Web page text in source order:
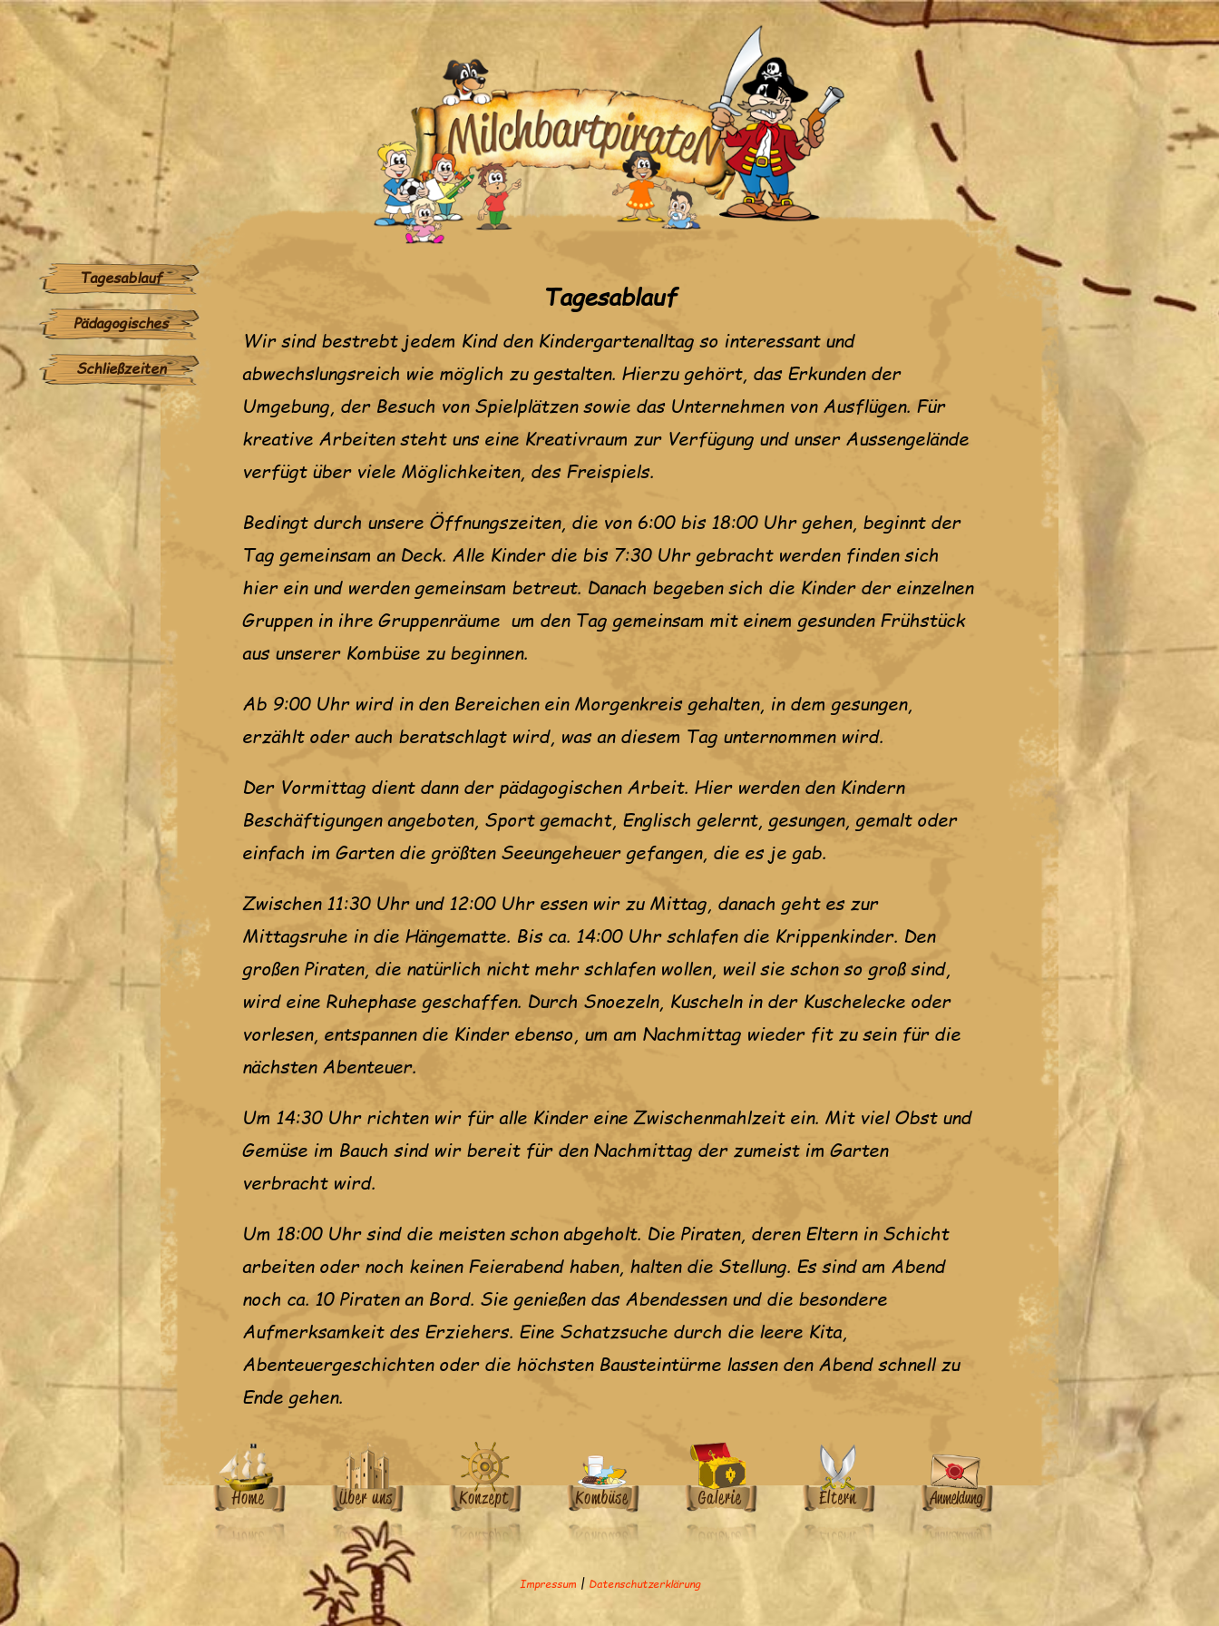
Zum
Inhalt
springen
Tagesablauf
Pädagogisches
Schließzeiten
Tagesablauf
Wir sind bestrebt jedem Kind den Kindergartenalltag so interessant und
abwechslungsreich wie möglich zu gestalten. Hierzu gehört, das Erkunden der
Umgebung, der Besuch von Spielplätzen sowie das Unternehmen von Ausflügen. Für
kreative Arbeiten steht uns eine Kreativraum zur Verfügung und unser Aussengelände
verfügt über viele Möglichkeiten, des Freispiels.
Bedingt durch unsere Öffnungszeiten, die von 6:00 bis 18:00 Uhr gehen, beginnt der
Tag gemeinsam an Deck. Alle Kinder die bis 7:30 Uhr gebracht werden finden sich
hier ein und werden gemeinsam betreut. Danach begeben sich die Kinder der einzelnen
Gruppen in ihre Gruppenräume um den Tag gemeinsam mit einem gesunden Frühstück
aus unserer Kombüse zu beginnen.
Ab 9:00 Uhr wird in den Bereichen ein Morgenkreis gehalten, in dem gesungen,
erzählt oder auch beratschlagt wird, was an diesem Tag unternommen wird.
Der Vormittag dient dann der pädagogischen Arbeit. Hier werden den Kindern
Beschäftigungen angeboten, Sport gemacht, Englisch gelernt, gesungen, gemalt oder
einfach im Garten die größten Seeungeheuer gefangen, die es je gab.
Zwischen 11:30 Uhr und 12:00 Uhr essen wir zu Mittag, danach geht es zur
Mittagsruhe in die Hängematte. Bis ca. 14:00 Uhr schlafen die Krippenkinder. Den
großen Piraten, die natürlich nicht mehr schlafen wollen, weil sie schon so groß sind,
wird eine Ruhephase geschaffen. Durch Snoezeln, Kuscheln in der Kuschelecke oder
vorlesen, entspannen die Kinder ebenso, um am Nachmittag wieder fit zu sein für die
nächsten Abenteuer.
Um 14:30 Uhr richten wir für alle Kinder eine Zwischenmahlzeit ein. Mit viel Obst und
Gemüse im Bauch sind wir bereit für den Nachmittag der zumeist im Garten
verbracht wird.
Um 18:00 Uhr sind die meisten schon abgeholt. Die Piraten, deren Eltern in Schicht
arbeiten oder noch keinen Feierabend haben, halten die Stellung. Es sind am Abend
noch ca. 10 Piraten an Bord. Sie genießen das Abendessen und die besondere
Aufmerksamkeit des Erziehers. Eine Schatzsuche durch die leere Kita,
Abenteuergeschichten oder die höchsten Bausteintürme lassen den Abend schnell zu
Ende gehen.
Impressum| Datenschutzerklärung